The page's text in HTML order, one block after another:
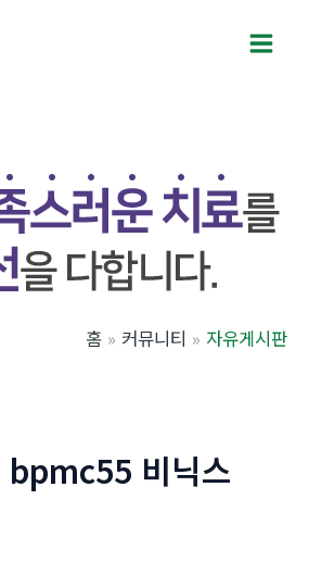
Main
홈 커뮤니티 자유게시판
비닉스